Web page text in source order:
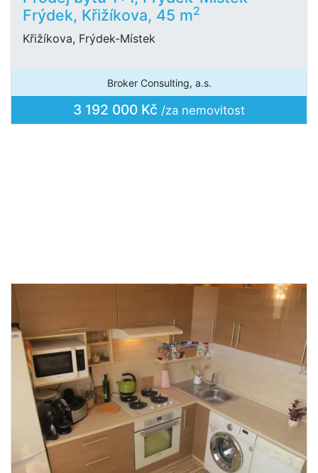
Frýdek, Křižíkova, 45 m2
Křižíkova, Frýdek-Místek
Broker Consulting, a.s.
3 192 000 Kč /za nemovitost